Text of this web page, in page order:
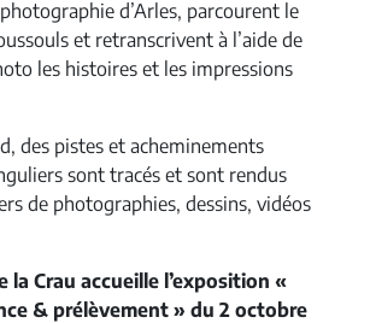
d’Arles, parcourent le
et retranscrivent à l’aide de
les histoires et les impressions
des pistes et acheminements
sont tracés et sont rendus
de photographies, dessins, vidéos
la Crau accueille l’exposition «
& prélèvement » du 2 octobre